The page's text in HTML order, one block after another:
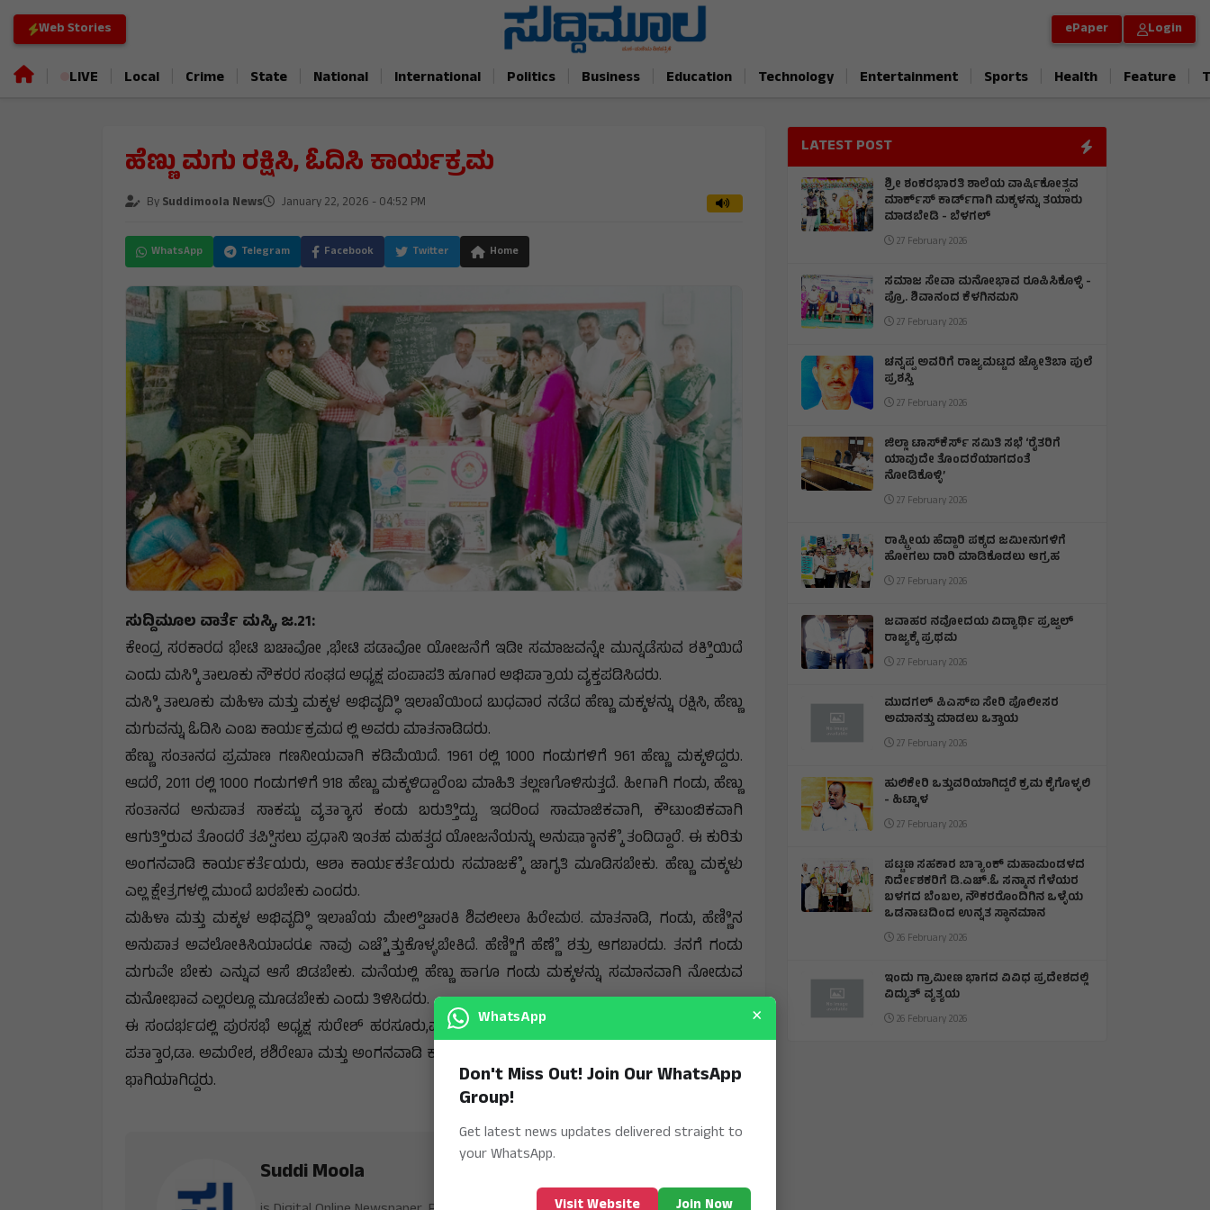
Web Stories ePaper Login
LIVE Local Crime State National International Politics Business Education Technology Entertainment Sports Health Feature
ಹೆಣ್ಣು ಮಗು ರಕ್ಷಿಸಿ, ಓದಿಸಿ ಕಾರ್ಯಕ್ರಮ
BySuddimoola News January 22, 2026 - 04:52 PM
WhatsApp Telegram Facebook Twitter Home
ಸುದ್ದಿಮೂಲ ವಾರ್ತೆ ಮಸ್ಕಿ, ಜ.21:
ಕೇಂದ್ರ ಸರಕಾರದ ಭೇಟಿ ಬಚಾವೋ ,ಭೇಟಿ ಪಡಾವೋ ಯೋಜನೆಗೆ ಇಡೀ ಸಮಾಜವನ್ನೇ ಮುನ್ನಡೆಸುವ ಶಕ್ತಿಿಯಿದೆ
ಎಂದು ಮಸ್ಕಿಿ ತಾಲೂಕು ನೌಕರರ ಸಂಘದ ಅಧ್ಯಕ್ಷ ಪಂಪಾಪತಿ ಹೂಗಾರ ಅಭಿಪ್ರಾಾಯ ವ್ಯಕ್ತಪಡಿಸಿದರು.
ಮಸ್ಕಿಿ ತಾಲೂಕು ಮಹಿಳಾ ಮತ್ತು ಮಕ್ಕಳ ಅಭಿವೃದ್ಧಿಿ ಇಲಾಖೆಯಿಂದ ಬುಧವಾರ ನಡೆದ ಹೆಣ್ಣು ಮಕ್ಕಳನ್ನು ರಕ್ಷಿಸಿ, ಹೆಣ್ಣು
ಮಗುವನ್ನು ಓದಿಸಿ ಎಂಬ ಕಾರ್ಯಕ್ರಮದ ಲ್ಲಿ ಅವರು ಮಾತನಾಡಿದರು.
ಹೆಣ್ಣು ಸಂತಾನದ ಪ್ರಮಾಣ ಗಣನೀಯವಾಗಿ ಕಡಿಮೆಯಿದೆ. 1961 ರಲ್ಲಿ 1000 ಗಂಡುಗಳಿಗೆ 961 ಹೆಣ್ಣು ಮಕ್ಕಳಿದ್ದರು.
ಆದರೆ, 2011 ರಲ್ಲಿ 1000 ಗಂಡುಗಳಿಗೆ 918 ಹೆಣ್ಣು ಮಕ್ಕಳಿದ್ದಾರೆಂಬ ಮಾಹಿತಿ ತಲ್ಲಣಗೊಳಿಸುತ್ತದೆ. ಹೀಗಾಗಿ ಗಂಡು, ಹೆಣ್ಣು
ಸಂತಾನದ ಅನುಪಾತ ಸಾಕಷ್ಟು ವ್ಯತ್ಯಾಾಸ ಕಂಡು ಬರುತ್ತಿಿದ್ದು, ಇದರಿಂದ ಸಾಮಾಜಿಕವಾಗಿ, ಕೌಟುಂಬಿಕವಾಗಿ
ಆಗುತ್ತಿಿರುವ ತೊಂದರೆ ತಪ್ಪಿಿಸಲು ಪ್ರಧಾನಿ ಇಂತಹ ಮಹತ್ವದ ಯೋಜನೆಯನ್ನು ಅನುಷ್ಠಾಾನಕ್ಕೆೆ ತಂದಿದ್ದಾರೆ. ಈ ಕುರಿತು
ಅಂಗನವಾಡಿ ಕಾರ್ಯಕರ್ತೆಯರು, ಆಶಾ ಕಾರ್ಯಕರ್ತೆಯರು ಸಮಾಜಕ್ಕೆೆ ಜಾಗೃತಿ ಮೂಡಿಸಬೇಕು. ಹೆಣ್ಣು ಮಕ್ಕಳು
ಎಲ್ಲ ಕ್ಷೇತ್ರಗಳಲ್ಲಿ ಮುಂದೆ ಬರಬೇಕು ಎಂದರು.
ಮಹಿಳಾ ಮತ್ತು ಮಕ್ಕಳ ಅಭಿವೃದ್ಧಿಿ ಇಲಾಖೆಯ ಮೇಲ್ವಿಿಚಾರಕಿ ಶಿವಲೀಲಾ ಹಿರೇಮಠ. ಮಾತನಾಡಿ, ಗಂಡು, ಹೆಣ್ಣಿಿನ
ಅನುಪಾತ ಅವಲೋಕಿಸಿಯಾದರೂ ನಾವು ಎಚ್ಚೆೆತ್ತುಕೊಳ್ಳಬೇಕಿದೆ. ಹೆಣ್ಣಿಿಗೆ ಹೆಣ್ಣೆೆ ಶತ್ರು ಆಗಬಾರದು. ತನಗೆ ಗಂಡು
ಮಗುವೇ ಬೇಕು ಎನ್ನುವ ಆಸೆ ಬಿಡಬೇಕು. ಮನೆಯಲ್ಲಿ ಹೆಣ್ಣು ಹಾಗೂ ಗಂಡು ಮಕ್ಕಳನ್ನು ಸಮಾನವಾಗಿ ನೋಡುವ
ಮನೋಭಾವ ಎಲ್ಲರಲ್ಲೂ ಮೂಡಬೇಕು ಎಂದು ತಿಳಿಸಿದರು.
ಈ ಸಂದರ್ಭದಲ್ಲಿ ಪುರಸಭೆ ಅಧ್ಯಕ್ಷ ಸುರೇಶ್ ಹರಸೂರು,ಮು ಗು ಮೋಹನ್ ಬಾವಿಮನಿ, ಜಿ ವೆಂಕಟೇಶ್,ಅಮರೇಶ
ಪತ್ತಾಾರ,ಡಾ. ಅಮರೇಶ, ಶಶಿರೇಖಾ ಮತ್ತು ಅಂಗನವಾಡಿ ಕಾರ್ಯಕರ್ತೆಯರು, ಸಹಾಯಕಿಯರು, ವಿದ್ಯಾಾರ್ಥಿನಿಯರು
ಭಾಗಿಯಾಗಿದ್ದರು.
Suddi Moola
LATEST POST
ಶ್ರೀ ಶಂಕರಭಾರತಿ ಶಾಲೆಯ ವಾರ್ಷಿಕೋತ್ಸವ
ಮಾರ್ಕ್‌ಸ್‌ ಕಾರ್ಡ್‌ಗಾಗಿ ಮಕ್ಕಳನ್ನು ತಯಾರು
ಮಾಡಬೇಡಿ - ಬೆಳಗಲ್
27 February 2026
ಸಮಾಜ ಸೇವಾ ಮನೋಭಾವ ರೂಪಿಸಿಕೊಳ್ಳಿ -
ಪ್ರೊ. ಶಿವಾನಂದ ಕೆಳಗಿನಮನಿ
27 February 2026
ಚನ್ನಪ್ಪ ಅವರಿಗೆ ರಾಜ್ಯಮಟ್ಟದ ಜ್ಯೋತಿಬಾ ಪುಲೆ
ಪ್ರಶಸ್ತಿ
27 February 2026
ಜಿಲ್ಲಾ ಟಾಸ್‌‌ಕೆರ್ಸ್ ಸಮಿತಿ ಸಭೆ ‘ರೈತರಿಗೆ
ಯಾವುದೇ ತೊಂದರೆಯಾಗದಂತೆ
ನೋಡಿಕೊಳ್ಳಿ’
27 February 2026
ರಾಷ್ಟ್ರೀಯ ಹೆದ್ದಾರಿ ಪಕ್ಕದ ಜಮೀನುಗಳಿಗೆ
ಹೋಗಲು ದಾರಿ ಮಾಡಿಕೊಡಲು ಆಗ್ರಹ
27 February 2026
ಜವಾಹರ ನವೋದಯ ವಿದ್ಯಾರ್ಥಿ ಪ್ರಜ್ವಲ್
ರಾಜ್ಯಕ್ಕೆ ಪ್ರಥಮ
27 February 2026
ಮುದಗಲ್ ಪಿಎಸ್‌ಐ ಸೇರಿ ಪೊಲೀಸರ
ಅಮಾನತ್ತು ಮಾಡಲು ಒತ್ತಾಯ
27 February 2026
ಹುಲಿಕೇರಿ ಒತ್ತುವರಿಯಾಗಿದ್ದರೆ ಕ್ರಮ ಕೈಗೊಳ್ಳಲಿ
- ಹಿಟ್ನಾಳ
27 February 2026
ಪಟ್ಟಣ ಸಹಕಾರ ಬ್ಯಾಾಂಕ್ ಮಹಾಮಂಡಳದ
ನಿರ್ದೇಶಕರಿಗೆ ಡಿ.ಎಚ್.ಓ ಸನ್ಮಾನ ಗೆಳೆಯರ
ಬಳಗದ ಬೆಂಬಲ, ನೌಕರರೊಂದಿಗಿನ ಒಳ್ಳೆಯ
ಒಡನಾಟದಿಂದ ಉನ್ನತ ಸ್ಥಾನಮಾನ
26 February 2026
ಇಂದು ಗ್ರಾಮೀಣ ಭಾಗದ ವಿವಿಧ ಪ್ರದೇಶದಲ್ಲಿ
ವಿದ್ಯುತ್ ವ್ಯತ್ಯಯ
26 February 2026
WhatsApp ×
Don't Miss Out! Join Our WhatsApp
Group!
Get latest news updates delivered straight to
your WhatsApp.
Visit Website Join Now